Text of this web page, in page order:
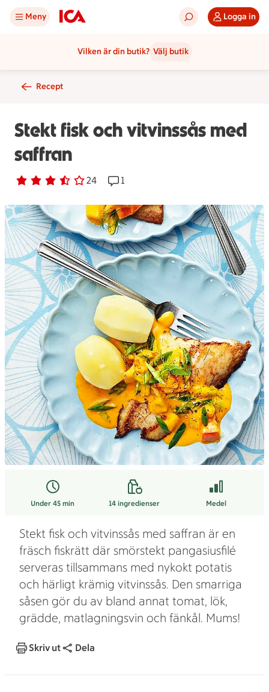
Meny Logga in
Vilken är din butik? Välj butik
Recept
Stekt fisk och vitvinssås med
saffran
Betyg 3.7 av 5. 24
24 personer har röstatReceptet har 1 kommentarer
1
Under 45 min 14ingredienser Medel
Stekt fisk och vitvinssås med saffran är en
fräsch fiskrätt där smörstekt pangasiusfilé
serveras tillsammans med nykokt potatis
och härligt krämig vitvinssås. Den smarriga
såsen gör du av bland annat tomat, lök,
grädde, matlagningsvin och fänkål. Mums!
Skriv ut Dela